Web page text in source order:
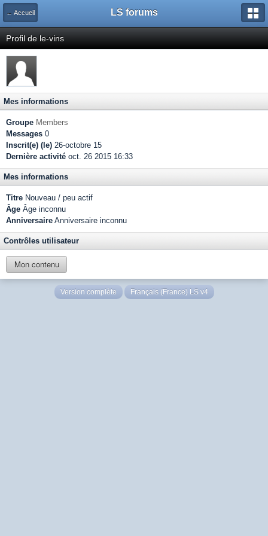
← Accueil LS forums
Profil de le-vins
Mes informations
Groupe Members
Messages 0
Inscrit(e) (le) 26-octobre 15
Dernière activité oct. 26 2015 16:33
Mes informations
Titre Nouveau / peu actif
Âge Âge inconnu
Anniversaire Anniversaire inconnu
Contrôles utilisateur
Mon contenu
Version complète Français (France) LS v4